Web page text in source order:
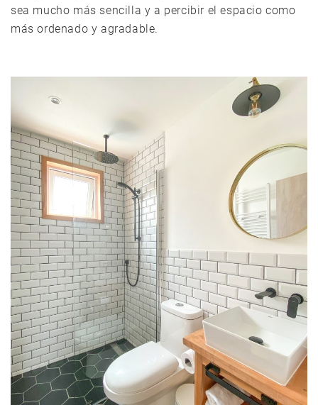
sea mucho más sencilla y a percibir el espacio como
más ordenado y agradable.